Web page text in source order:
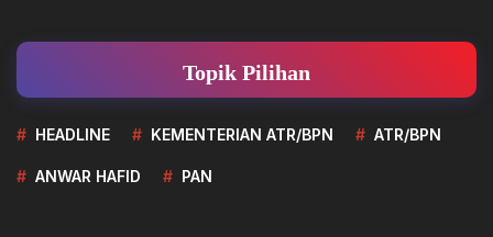
Topik Pilihan
HEADLINE KEMENTERIAN ATR/BPN ATR/BPN
ANWAR HAFID PAN